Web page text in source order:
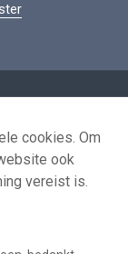
cookies. Om
ook
vereist is.